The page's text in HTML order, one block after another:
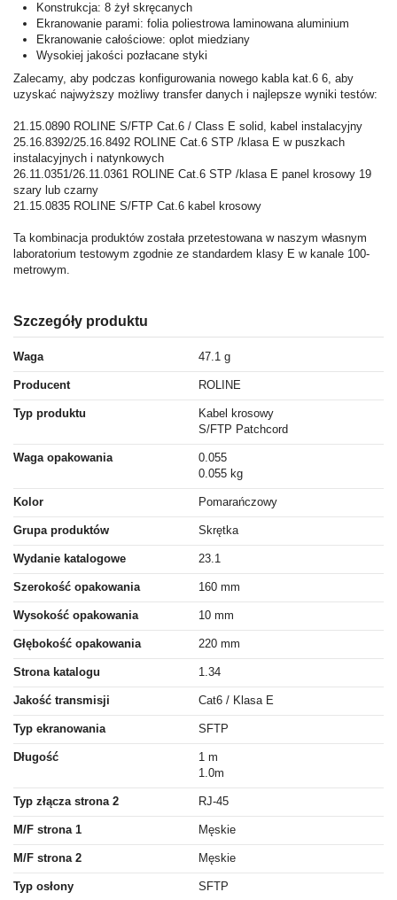
Konstrukcja: 8 żył skręcanych
Ekranowanie parami: folia poliestrowa laminowana aluminium
Ekranowanie całościowe: oplot miedziany
Wysokiej jakości pozłacane styki
Zalecamy, aby podczas konfigurowania nowego kabla kat.6 6, aby
uzyskać najwyższy możliwy transfer danych i najlepsze wyniki testów:
21.15.0890 ROLINE S/FTP Cat.6 / Class E solid, kabel instalacyjny
25.16.8392/25.16.8492 ROLINE Cat.6 STP /klasa E w puszkach
instalacyjnych i natynkowych
26.11.0351/26.11.0361 ROLINE Cat.6 STP /klasa E panel krosowy 19
szary lub czarny
21.15.0835 ROLINE S/FTP Cat.6 kabel krosowy
Ta kombinacja produktów została przetestowana w naszym własnym
laboratorium testowym zgodnie ze standardem klasy E w kanale 100-
metrowym.
Szczegóły produktu
Waga 47.1 g
Producent ROLINE
Typ produktu
Kabel krosowy
S/FTP Patchcord
Waga opakowania
0.055
0.055 kg
Kolor Pomarańczowy
Grupa produktów Skrętka
Wydanie katalogowe 23.1
Szerokość opakowania 160 mm
Wysokość opakowania 10 mm
Głębokość opakowania 220 mm
Strona katalogu 1.34
Jakość transmisji Cat6 / Klasa E
Typ ekranowania SFTP
Długość
1 m
1.0m
Typ złącza strona 2 RJ-45
M/F strona 1 Męskie
M/F strona 2 Męskie
Typ osłony SFTP